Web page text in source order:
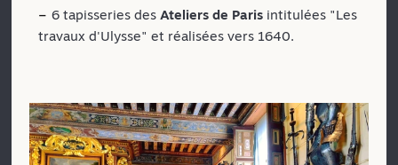
6 tapisseries desAteliers de Parisintitulées "Les
travaux d'Ulysse" et réalisées vers 1640.